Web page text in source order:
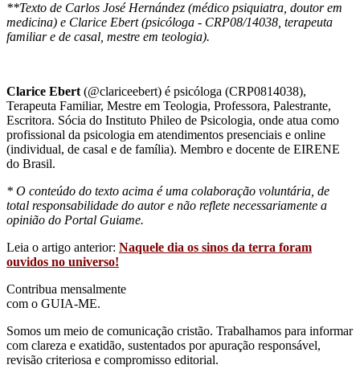
**Texto de Carlos José Hernández (médico psiquiatra, doutor em
medicina) e Clarice Ebert (psicóloga - CRP08/14038, terapeuta
familiar e de casal, mestre em teologia).
Clarice Ebert (@clariceebert) é psicóloga (CRP0814038),
Terapeuta Familiar, Mestre em Teologia, Professora, Palestrante,
Escritora. Sócia do Instituto Phileo de Psicologia, onde atua como
profissional da psicologia em atendimentos presenciais e online
(individual, de casal e de família). Membro e docente de EIRENE
do Brasil.
* O conteúdo do texto acima é uma colaboração voluntária, de
total responsabilidade do autor e não reflete necessariamente a
opinião do Portal Guiame.
Leia o artigo anterior: Naquele dia os sinos da terra foram
ouvidos no universo!
Contribua mensalmente
com o GUIA-ME.
Somos um meio de comunicação cristão. Trabalhamos para informar
com clareza e exatidão, sustentados por apuração responsável,
revisão criteriosa e compromisso editorial.